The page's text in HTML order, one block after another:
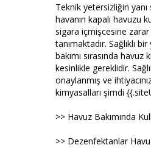
Teknik yetersizliğin
havanın kapalı havuzu
sigara içmişcesine
tanımaktadır. Sağlıklı
bakımı sırasında
kesinlikle gereklidir.
onaylanmış ve
kimyasalları şimdi
>> Havuz Bakımında
>> Dezenfektanlar